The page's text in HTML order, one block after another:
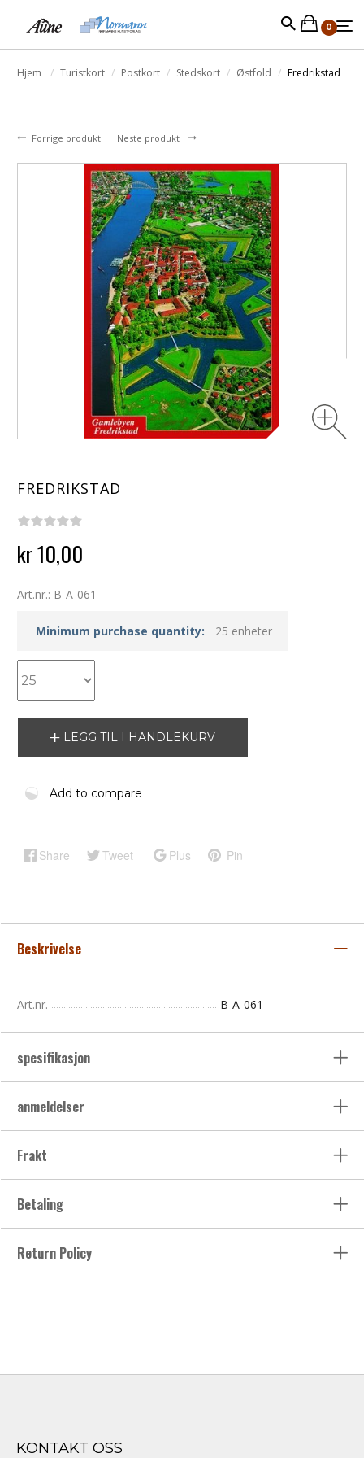
0
Hjem Turistkort Postkort Stedskort Østfold Fredrikstad
Forrige produkt Neste produkt
FREDRIKSTAD
kr 10,00
Art.nr.: B-A-061
Minimum purchase quantity: 25 enheter
LEGG TIL I HANDLEKURV
Add to compare
Share Tweet Plus Pin
Beskrivelse
Art.nr. B-A-061
spesifikasjon
anmeldelser
Frakt
Betaling
Return Policy
KONTAKT OSS